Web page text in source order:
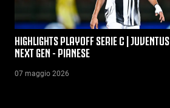
HIGHLIGHTS PLAYOFF SERIE C | JUVENTUS
NEXT GEN - PIANESE
07 maggio 2026